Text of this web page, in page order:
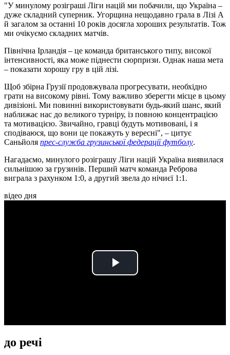
"У минулому розіграші Ліги націй ми побачили, що Україна –
дуже складний суперник. Угорщина нещодавно грала в Лізі А
й загалом за останні 10 років досягла хороших результатів. Тож
ми очікуємо складних матчів.
Північна Ірландія – це команда британського типу, високої
інтенсивності, яка може піднести сюрпризи. Однак наша мета
– показати хорошу гру в цій лізі.
Щоб збірна Грузії продовжувала прогресувати, необхідно
грати на високому рівні. Тому важливо зберегти місце в цьому
дивізіоні. Ми повинні використовувати будь-який шанс, який
наближає нас до великого турніру, із повною концентрацією
та мотивацією. Звичайно, гравці будуть мотивовані, і я
сподіваюся, що вони це покажуть у вересні", – цитує
Саньйоля прес-служба грузинської федерації футболу.
Нагадаємо, минулого розіграшу Ліги націй Україна виявилася
сильнішою за грузинів. Перший матч команда Реброва
виграла з рахунком 1:0, а другий звела до нічиєї 1:1.
відео дня
Play
до речі